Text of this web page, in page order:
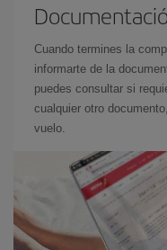
Cuando termines la
informarte de la
puedes consultar si
cualquier otro
vuelo.